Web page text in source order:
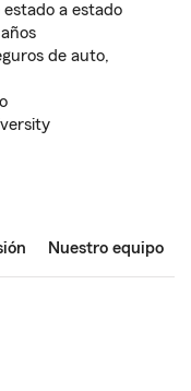
estado a estado
de auto,
Nuestro equipo